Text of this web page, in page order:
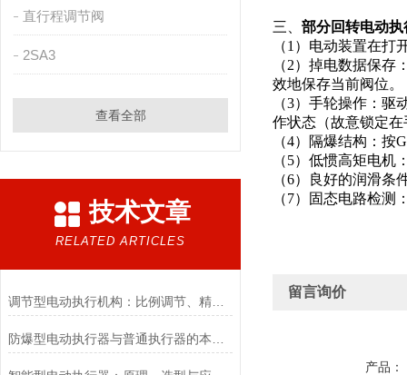
直行程调节阀
2SA3
查看全部
技术文章
RELATED ARTICLES
调节型电动执行机构：比例调节、精度控制要点
三、 部分回转电动执
（1）电动装置在
（2）掉电数据保
效地保存当前阀位
（3）手轮操作：
作状态（故意锁定
（4）隔爆结构：
（5）低惯高矩电
（6）良好的润滑
（7）固态电路检
留言询价
产品：